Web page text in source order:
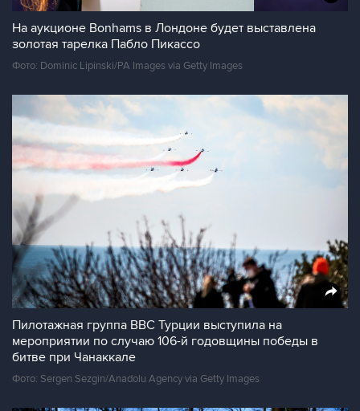
На аукционе Bonhams в Лондоне будет выставлена
золотая тарелка Пабло Пикассо
Фото: Dominic Lipinski/PA Images via Getty Images
Пилотажная группа ВВС Турции выступила на
мероприятии по случаю 106-й годовщины победы в
битве при Чанаккале
Фото: Sergen Sezgin/Anadolu Agency via Getty Images